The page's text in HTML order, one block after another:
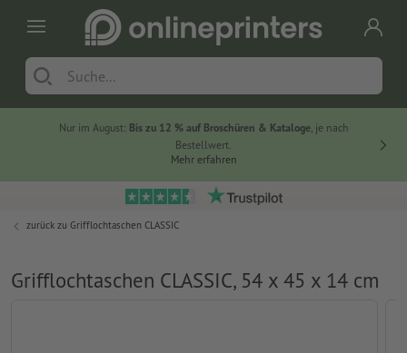
Nur im August: Bis zu 12 % auf Broschüren & Kataloge, je nach
Bestellwert.
Mehr erfahren
zurück zu Grifflochtaschen CLASSIC
Grifflochtaschen CLASSIC, 54 x 45 x 14 cm